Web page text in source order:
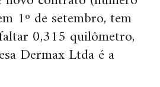
1º de setembro, tem
0,315 quilômetro,
Dermax Ltda é a